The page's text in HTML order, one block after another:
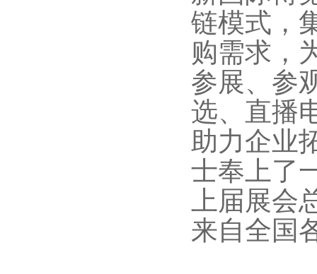
链模式，
购需求，
参展、参
选、直播
助力企业
士奉上了
上届展
来自全国